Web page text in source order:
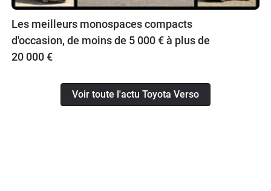
Les meilleurs monospaces compacts
d'occasion, de moins de 5 000 € à plus de
20 000 €
Voir toute l'actu Toyota Verso